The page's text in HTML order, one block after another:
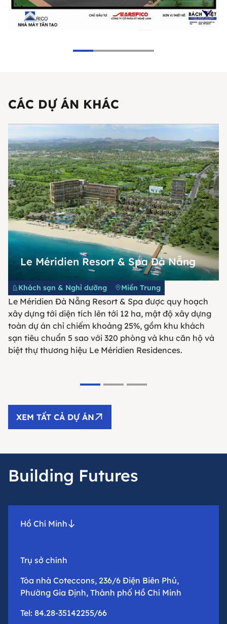
CÁC DỰ ÁN KHÁC
Le Méridien Resort & Spa Đà Nẵng
Khách sạn & Nghỉ dưỡng Miền Trung
Le Méridien Đà Nẵng Resort & Spa được quy hoạch
xây dựng tới diện tích lên tới 12 ha, mật độ xây dựng
toàn dự án chỉ chiếm khoảng 25%, gồm khu khách
sạn tiêu chuẩn 5 sao với 320 phòng và khu căn hộ và
biệt thự thương hiệu Le Méridien Residences.
XEM TẤT CẢ DỰ ÁN
Building Futures
Hồ Chí Minh
Trụ sở chính
Tòa nhà Coteccons, 236/6 Điện Biên Phủ,
Phường Gia Định, Thành phố Hồ Chí Minh
Tel: 84.28-35142255/66